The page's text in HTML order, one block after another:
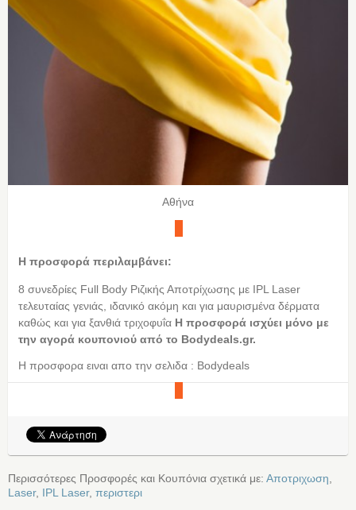
Αθήνα
Η προσφορά περιλαμβάνει:
8 συνεδρίες Full Βody Ριζικής Αποτρίχωσης με IPL Laser
τελευταίας γενιάς, ιδανικό ακόμη και για μαυρισμένα δέρματα
καθώς και για ξανθιά τριχοφυΐα Η προσφορά ισχύει μόνο με
την αγορά κουπονιού από τo Bodydeals.gr.
Η προσφορα ειναι απο την σελιδα : Bodydeals
Περισσότερες Προσφορές και Κουπόνια σχετικά με: Αποτριχωση
Laser, IPL Laser, περιστερι